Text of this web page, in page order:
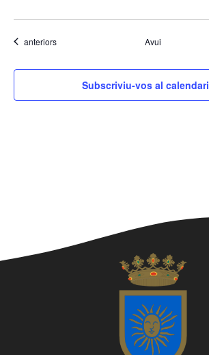
Esdeveniments
anteriors Avui
Subscriviu-vos al calendari